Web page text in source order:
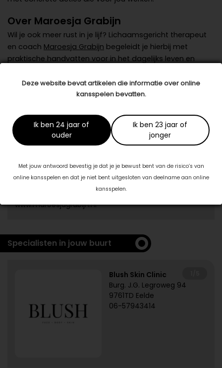
Deze website bevat artikelen die informatie over online
kansspelen bevatten.
Ik ben 24 jaar of
ouder
Ik ben 23 jaar of
jonger
Met jouw antwoord bevestig je dat je je bewust bent van de risico’s van
online kansspelen en dat je niet bent uitgesloten van deelname aan online
kansspelen.
Over Maroesja Grabijn
Wil je ook meer rust in je lijf? Lichaamsgericht therapeut
en coach Maroesja Grabijn begeleidt je hierbij met
praktische handvatten voor in het dagelijks leven en
je meer inzicht in de wisselwerking tussen je gedachten
en je gevoel. Zo kun je stappen zetten naar een meer
Datum: 18 mei 2021
Deel dit artikel
Dit artikel is tot stand gekomen in samenwerking met:
www.maroesjagrabijn.nl
Specialisten in jouw buurt
Blush Skin Clinic
Burg. J.G. Legroweg 94
9761TD Eelde
06-57943414